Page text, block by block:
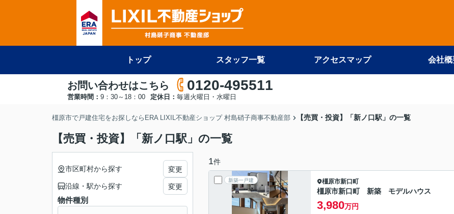
トップ スタッフ一覧 アクセスマップ 会社概
お問い合わせはこちら 0120-495511
営業時間： 9：30～18：00 定休日： 毎週火曜日・水曜日
橿原市で戸建住宅をお探しならERA LIXIL不動産ショップ 村島硝子商事不動産部 【売買・投資】「新ノ口駅」の一覧
【売買・投資】「新ノ口駅」の一覧
1件
新築一戸建 橿原市新口町
橿原市新口町 新築 モデルハウス
3,980万円
市区町村から探す 変更
沿線・駅から探す 変更
物件種別